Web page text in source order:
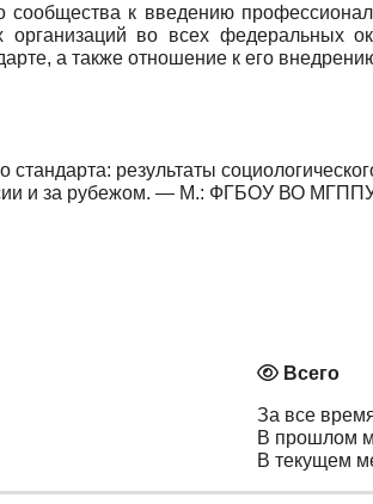
сообщества к введению
организаций во всех федеральных
а также отношение к его
результаты
и за рубежом. — М.: ФГБОУ ВО
Всего
За все
В прошлом
В текущем